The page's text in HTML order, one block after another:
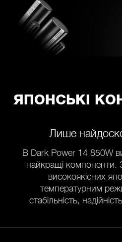
ЯПОНСЬКІ
Лише
В Dark Power 14 850W
найкращі компоненти.
високоякісних
температурним
стабільність,